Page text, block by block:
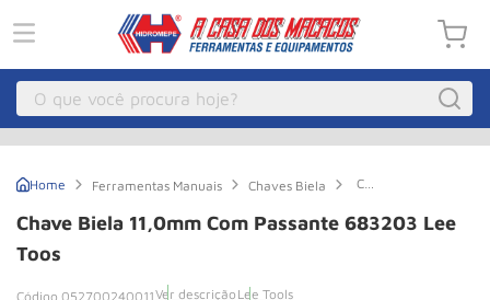
O que você procura hoje?
Ferramentas Manuais Chaves Biela
Chave
11,0mm
Com
Chave Biela 11,0mm Com Passante 683203 Lee
Toos
052700240011Ver descrição Lee Tools
º Macaco Hidraulico